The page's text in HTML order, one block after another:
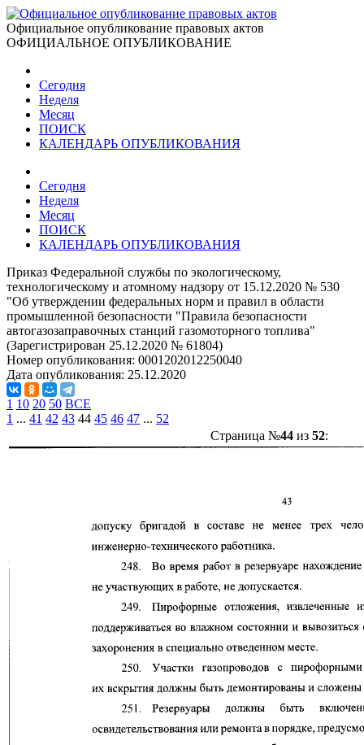
Официальное опубликование правовых актов
ОФИЦИАЛЬНОЕ ОПУБЛИКОВАНИЕ
Сегодня
Неделя
Месяц
ПОИСК
КАЛЕНДАРЬ ОПУБЛИКОВАНИЯ
Сегодня
Неделя
Месяц
ПОИСК
КАЛЕНДАРЬ ОПУБЛИКОВАНИЯ
Приказ Федеральной службы по экологическому,
технологическому и атомному надзору от 15.12.2020 № 530
"Об утверждении федеральных норм и правил в области
промышленной безопасности "Правила безопасности
автогазозаправочных станций газомоторного топлива"
(Зарегистрирован 25.12.2020 № 61804)
Номер опубликования: 0001202012250040
Дата опубликования: 25.12.2020
1 10 20 50 ВСЕ
1 ... 41 42 43 44 45 46 47 ... 52
Страница №44из 52: